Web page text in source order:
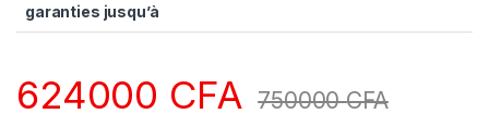
garanties jusqu’à
624000 CFA 750000CFA